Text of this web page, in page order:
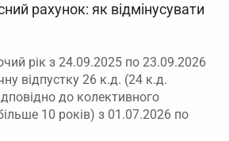
рахунок: як відмінусувати
рік з 24.09.2025 по 23.09.2026
відпустку 26 к.д. (24 к.д.
до колективного
10 років) з 01.07.2026 по